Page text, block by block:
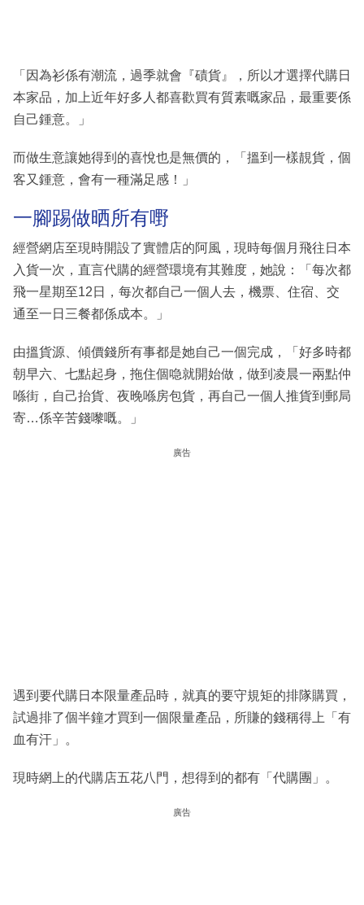
「因為衫係有潮流，過季就會『磧貨』，所以才選擇代購日
本家品，加上近年好多人都喜歡買有質素嘅家品，最重要係
自己鍾意。」
而做生意讓她得到的喜悅也是無價的，「搵到一樣靚貨，個
客又鍾意，會有一種滿足感！」
一腳踢做晒所有嘢
經營網店至現時開設了實體店的阿風，現時每個月飛往日本
入貨一次，直言代購的經營環境有其難度，她說：「每次都
飛一星期至12日，每次都自己一個人去，機票、住宿、交
通至一日三餐都係成本。」
由搵貨源、傾價錢所有事都是她自己一個完成，「好多時都
朝早六、七點起身，拖住個喼就開始做，做到凌晨一兩點仲
喺街，自己抬貨、夜晚喺房包貨，再自己一個人推貨到郵局
寄…係辛苦錢嚟嘅。」
廣告
遇到要代購日本限量產品時，就真的要守規矩的排隊購買，
試過排了個半鐘才買到一個限量產品，所賺的錢稱得上「有
血有汗」。
現時網上的代購店五花八門，想得到的都有「代購團」。
廣告